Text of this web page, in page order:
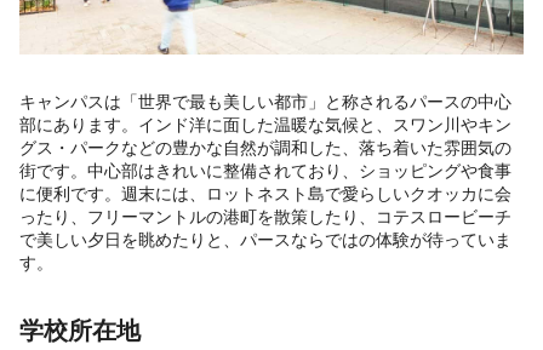
キャンパスは「世界で最も美しい都市」と称されるパースの中心
部にあります。インド洋に面した温暖な気候と、スワン川やキン
グス・パークなどの豊かな自然が調和した、落ち着いた雰囲気の
街です。中心部はきれいに整備されており、ショッピングや食事
に便利です。週末には、ロットネスト島で愛らしいクオッカに会
ったり、フリーマントルの港町を散策したり、コテスロービーチ
で美しい夕日を眺めたりと、パースならではの体験が待っていま
す。
学校所在地